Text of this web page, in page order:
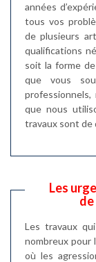
années
tous vos
de plusieurs
qualifications
soit la forme
que vous
que nous
travaux sont de
Les
Les travaux
nombreux pour
où les